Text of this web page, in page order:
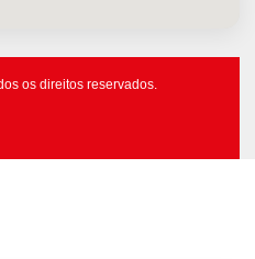
os direitos reservados.